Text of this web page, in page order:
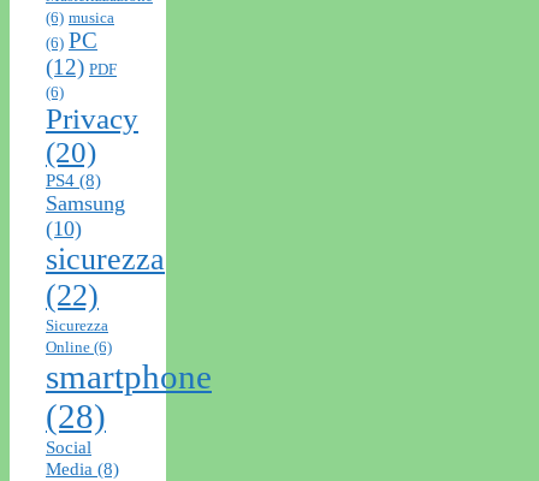
(6) musica
(6) PC
(12) PDF
(6)
Privacy
(20)
PS4 (8)
Samsung
(10)
sicurezza
(22)
Sicurezza
Online (6)
smartphone
(28)
Social
Media (8)